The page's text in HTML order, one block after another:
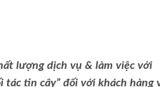
lượng dịch vụ & làm việc với
tác tin cậy” đối với khách hàng